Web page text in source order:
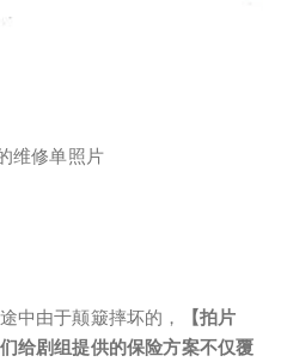
维修单照片
中由于颠簸摔坏的，
【拍片
给剧组提供的保险方案不仅覆